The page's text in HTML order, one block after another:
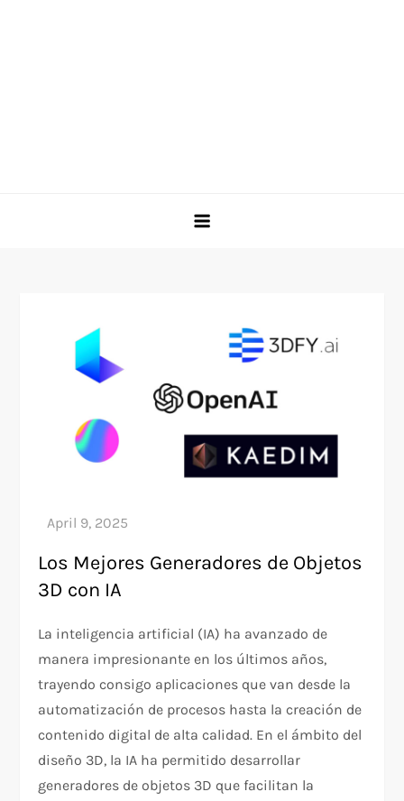
Los Mejores Generadores de Objetos
3D con IA
La inteligencia artificial (IA) ha avanzado de
manera impresionante en los últimos años,
trayendo consigo aplicaciones que van desde la
automatización de procesos hasta la creación de
contenido digital de alta calidad. En el ámbito del
diseño 3D, la IA ha permitido desarrollar
generadores de objetos 3D que facilitan la